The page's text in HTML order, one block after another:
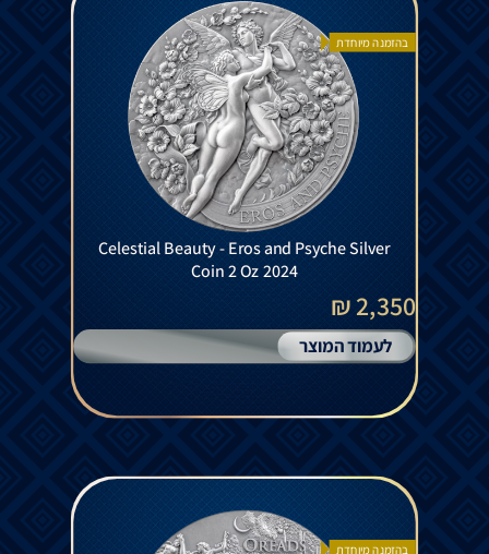
בהזמנה מיוחדת
Celestial Beauty - Eros and Psyche Silver
Coin 2 Oz 2024
2,350 ₪
לעמוד המוצר
בהזמנה מיוחדת